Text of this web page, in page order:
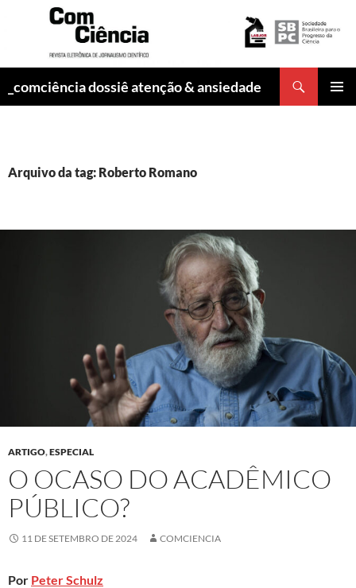
_comciência dossiê atenção & ansiedade
Arquivo da tag: Roberto Romano
ARTIGO,ESPECIAL
O OCASO DO ACADÊMICO
PÚBLICO?
11 DE SETEMBRO DE 2024 COMCIENCIA
Por Peter Schulz